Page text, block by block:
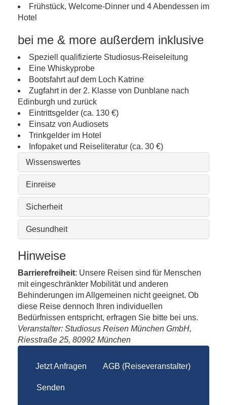
Frühstück, Welcome-Dinner und 4 Abendessen im
Hotel
bei me & more außerdem inklusive
Speziell qualifizierte Studiosus-Reiseleitung
Eine Whiskyprobe
Bootsfahrt auf dem Loch Katrine
Zugfahrt in der 2. Klasse von Dunblane nach
Edinburgh und zurück
Eintrittsgelder (ca. 130 €)
Einsatz von Audiosets
Trinkgelder im Hotel
Infopaket und Reiseliteratur (ca. 30 €)
Wissenswertes
Einreise
Sicherheit
Gesundheit
Hinweise
Barrierefreiheit: Unsere Reisen sind für Menschen
mit eingeschränkter Mobilität und anderen
Behinderungen im Allgemeinen nicht geeignet. Ob
diese Reise dennoch Ihren individuellen
Bedürfnissen entspricht, erfragen Sie bitte bei uns.
Veranstalter: Studiosus Reisen München GmbH,
Riesstraße 25, 80992 München
Jetzt Anfragen AGB (Reiseveranstalter)
Senden